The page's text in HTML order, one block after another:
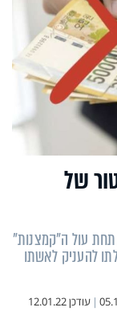
של
עול ה"קמצנות"
להעניק לאשתו
| עודכן12.01.22